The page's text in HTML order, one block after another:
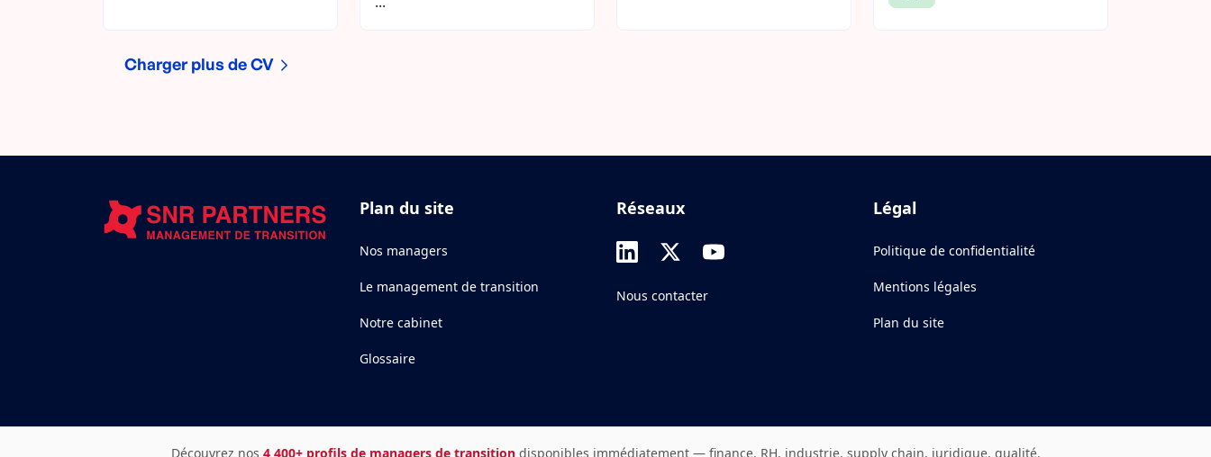
Charger plus de CV
Plan du site
Nos managers
Le management de transition
Notre cabinet
Glossaire
Réseaux
Nous contacter
Légal
Politique de confidentialité
Mentions légales
Plan du site
Découvrez nos 4 400+ profils de managers de transitiondisponibles immédiatement — finance, RH, industrie, supply chain, juridique, qualité.